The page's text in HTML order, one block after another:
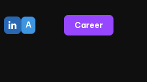
A Career